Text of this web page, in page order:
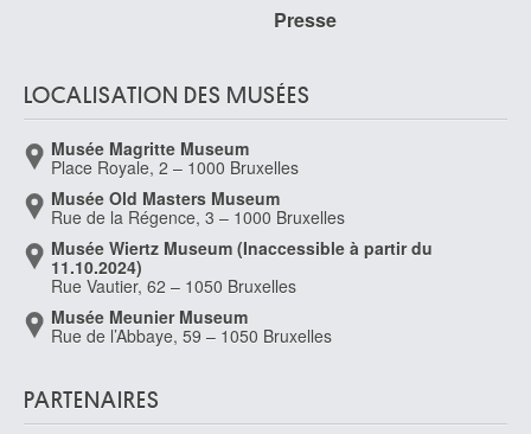
Presse
LOCALISATION DES MUSÉES
Musée Magritte Museum
Place Royale, 2 – 1000 Bruxelles
Musée Old Masters Museum
Rue de la Régence, 3 – 1000 Bruxelles
Musée Wiertz Museum (Inaccessible à partir du
11.10.2024)
Rue Vautier, 62 – 1050 Bruxelles
Musée Meunier Museum
Rue de l’Abbaye, 59 – 1050 Bruxelles
PARTENAIRES